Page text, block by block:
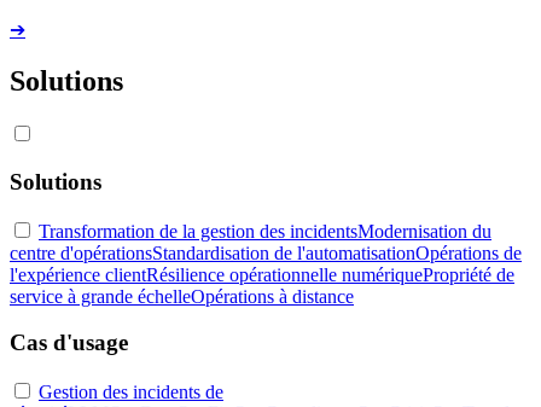
➔
Solutions
Solutions
Transformation de la gestion des incidentsModernisation du
centre d'opérationsStandardisation de l'automatisationOpérations de
l'expérience clientRésilience opérationnelle numériquePropriété de
service à grande échelleOpérations à distance
Cas d'usage
Gestion des incidents de